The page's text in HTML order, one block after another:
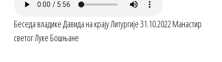
Беседа владике Давида на крају Литургије 31.10.2022 Манастир
светог Луке Бошњане